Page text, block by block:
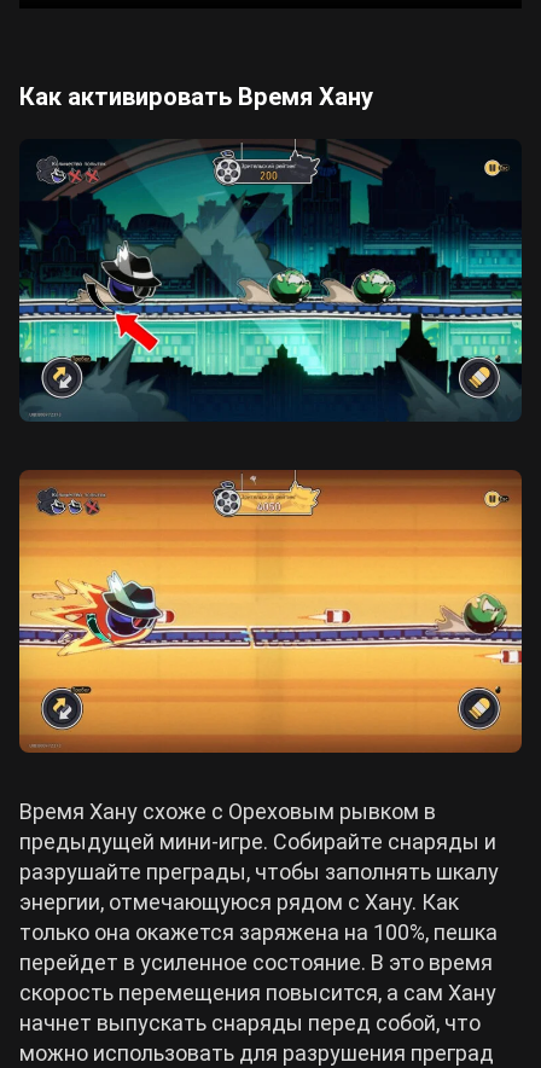
Как активировать Время Хану
Время Хану схоже с Ореховым рывком в
предыдущей мини-игре. Собирайте снаряды и
разрушайте преграды, чтобы заполнять шкалу
энергии, отмечающуюся рядом с Хану. Как
только она окажется заряжена на 100%, пешка
перейдет в усиленное состояние. В это время
скорость перемещения повысится, а сам Хану
начнет выпускать снаряды перед собой, что
можно использовать для разрушения преград